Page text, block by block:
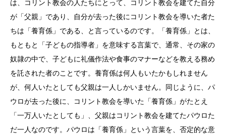
は、コリント教会の人たちにとって、コリント教会を建てた自分
が「父親」であり、自分が去った後にコリント教会を導いた者た
ちは「養育係」である、と言っているのです。「養育係」とは、
もともと「子どもの指導者」を意味する言葉で、通常、その家の
奴隷の中で、子どもに礼儀作法や食事のマナーなどを教える務め
を託された者のことです。養育係は何人もいたかもしれません
が、何人いたとしても父親は一人しかいません。同じように、パ
ウロが去った後に、コリント教会を導いた「養育係」がたとえ
「一万人いたとしても」、父親はコリント教会を建てたパウロた
だ一人なのです。パウロは「養育係」という言葉を、否定的な意